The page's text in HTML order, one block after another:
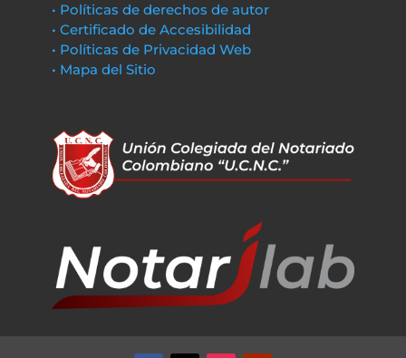
• Políticas de derechos de autor
• Certificado de Accesibilidad
• Políticas de Privacidad Web
• Mapa del Sitio